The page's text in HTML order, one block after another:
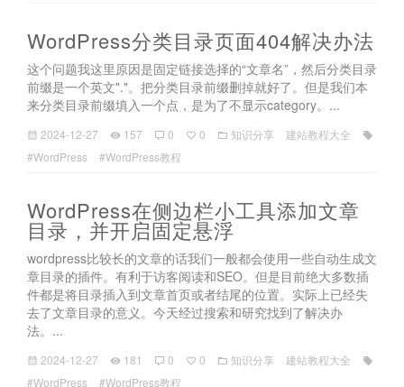
WordPress分类目录页面404解决办法
这个问题我这里原因是固定链接选择的“文章名”，然后分类目录
前缀是一个英文"."。把分类目录前缀删掉就好了。但是我们本
来分类目录前缀填入一个点，是为了不显示category。...
2024-12-27 157 0 0 知识分享
建站教程大全
#WordPress
#WordPress教程
WordPress在侧边栏小工具添加文章
目录，并开启固定悬浮
wordpress比较长的文章的话我们一般都会使用一些自动生成文
章目录的插件。有利于访客阅读和SEO。但是目前绝大多数插
件都是将目录插入到文章首页或者结尾的位置。实际上已经失
去了文章目录的意义。今天经过搜索和研究找到了解决办
法。...
2024-12-27 181 0 0 知识分享
建站教程大全
#WordPress
#WordPress教程